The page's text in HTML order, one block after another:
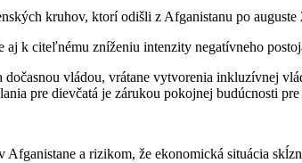
kruhov, ktorí odišli z Afganistanu po auguste
aj k citeľnému zníženiu intenzity negatívneho
vládou, vrátane vytvorenia inkluzívnej
pre dievčatá je zárukou pokojnej budúcnosti
a rizikom, že ekonomická situácia